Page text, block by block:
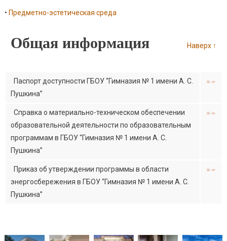
• Предметно-эстетическая среда
Общая информация Наверх ↑
Паспорт доступности ГБОУ “Гимназия № 1 имени А. С.
Пушкина”
Справка о материально-техническом обеспечении
образовательной деятельности по образовательным
программам в ГБОУ “Гимназия № 1 имени А. С.
Пушкина”
Приказ об утверждении программы в области
энергосбережения в ГБОУ “Гимназия № 1 имени А. С.
Пушкина”